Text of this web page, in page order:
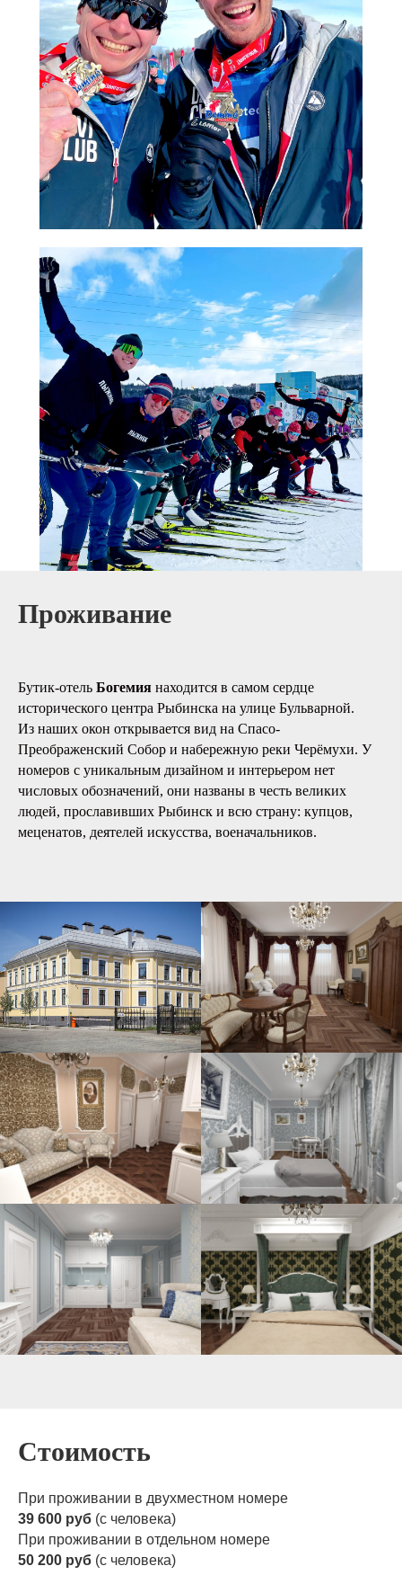
Проживание
Бутик-отель Богемия находится в самом сердце
исторического центра Рыбинска на улице Бульварной.
Из наших окон открывается вид на Спасо-
Преображенский Собор и набережную реки Черёмухи. У
номеров с уникальным дизайном и интерьером нет
числовых обозначений, они названы в честь великих
людей, прославивших Рыбинск и всю страну: купцов,
меценатов, деятелей искусства, военачальников.
Стоимость
При проживании в двухместном номере
39 600 руб (с человека)
При проживании в отдельном номере
50 200 руб (с человека)